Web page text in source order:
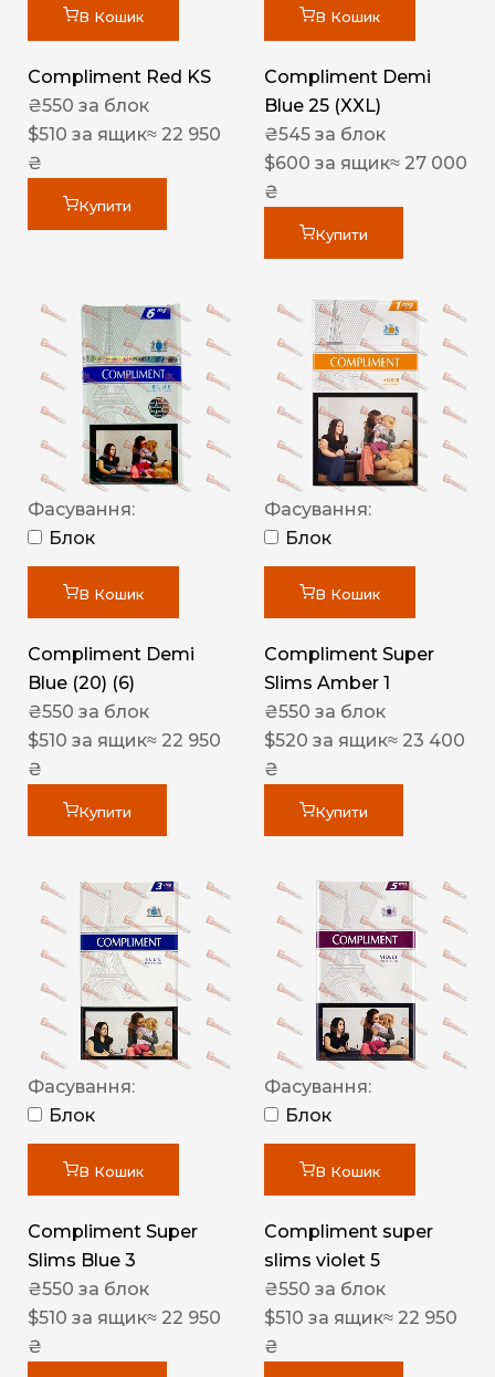
В Кошик
Compliment Red KS
₴550 за блок
$510 за ящик≈ 22 950
₴
Купити
В Кошик
Compliment Demi
Blue 25 (XXL)
₴545 за блок
$600 за ящик≈ 27 000
₴
Купити
Фасування:
Блок
В Кошик
Compliment Demi
Blue (20) (6)
₴550 за блок
$510 за ящик≈ 22 950
₴
Купити
Фасування:
Блок
В Кошик
Compliment Super
Slims Amber 1
₴550 за блок
$520 за ящик≈ 23 400
₴
Купити
Фасування:
Блок
В Кошик
Compliment Super
Slims Blue 3
₴550 за блок
$510 за ящик≈ 22 950
₴
Фасування:
Блок
В Кошик
Compliment super
slims violet 5
₴550 за блок
$510 за ящик≈ 22 950
₴